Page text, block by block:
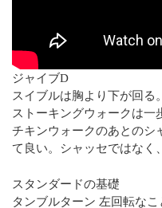
ジャイブD
スイブルは胸より下が回る。
ストーキングウォークは一
チキンウォークのあとのシ
て良い。シャッセではなく
スタンダードの基礎
タンブルターン 左回転な